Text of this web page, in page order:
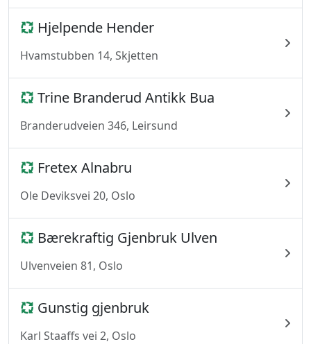
Hjelpende Hender
Hvamstubben 14, Skjetten
Trine Branderud Antikk Bua
Branderudveien 346, Leirsund
Fretex Alnabru
Ole Deviksvei 20, Oslo
Bærekraftig Gjenbruk Ulven
Ulvenveien 81, Oslo
Gunstig gjenbruk
Karl Staaffs vei 2, Oslo